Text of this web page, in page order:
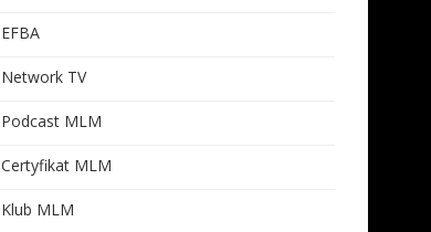
EFBA
Network TV
Podcast MLM
Certyfikat MLM
Klub MLM